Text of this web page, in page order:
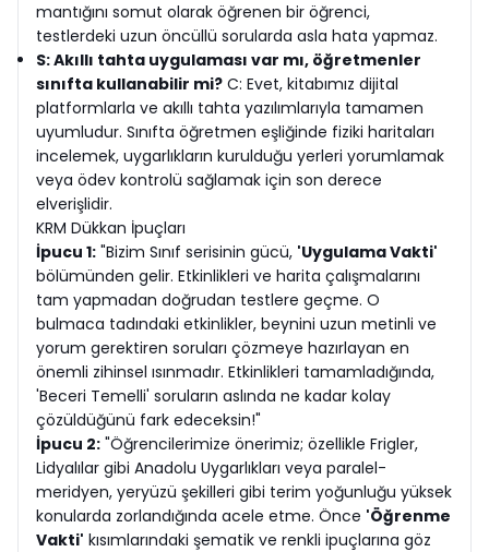
mantığını somut olarak öğrenen bir öğrenci,
testlerdeki uzun öncüllü sorularda asla hata yapmaz.
S: Akıllı tahta uygulaması var mı, öğretmenler
sınıfta kullanabilir mi? C: Evet, kitabımız dijital
platformlarla ve akıllı tahta yazılımlarıyla tamamen
uyumludur. Sınıfta öğretmen eşliğinde fiziki haritaları
incelemek, uygarlıkların kurulduğu yerleri yorumlamak
veya ödev kontrolü sağlamak için son derece
elverişlidir.
KRM Dükkan İpuçları
İpucu 1: "Bizim Sınıf serisinin gücü, 'Uygulama Vakti'
bölümünden gelir. Etkinlikleri ve harita çalışmalarını
tam yapmadan doğrudan testlere geçme. O
bulmaca tadındaki etkinlikler, beynini uzun metinli ve
yorum gerektiren soruları çözmeye hazırlayan en
önemli zihinsel ısınmadır. Etkinlikleri tamamladığında,
'Beceri Temelli' soruların aslında ne kadar kolay
çözüldüğünü fark edeceksin!"
İpucu 2: "Öğrencilerimize önerimiz; özellikle Frigler,
Lidyalılar gibi Anadolu Uygarlıkları veya paralel-
meridyen, yeryüzü şekilleri gibi terim yoğunluğu yüksek
konularda zorlandığında acele etme. Önce 'Öğrenme
Vakti' kısımlarındaki şematik ve renkli ipuçlarına göz